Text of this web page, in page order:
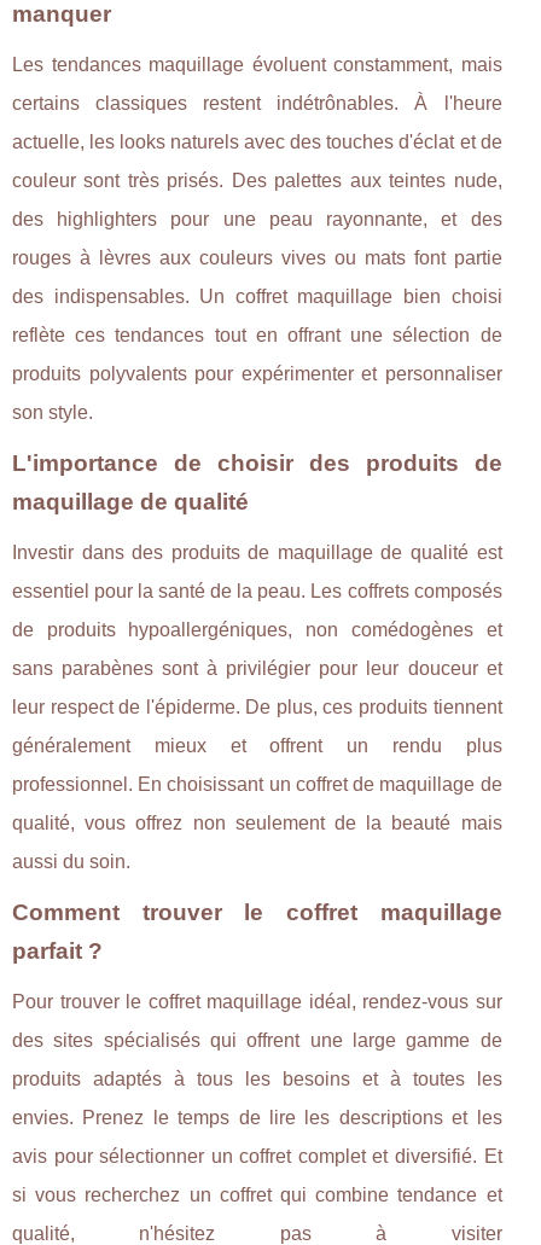
manquer
Les tendances maquillage évoluent constamment, mais
certains classiques restent indétrônables. À l'heure
actuelle, les looks naturels avec des touches d'éclat et de
couleur sont très prisés. Des palettes aux teintes nude,
des highlighters pour une peau rayonnante, et des
rouges à lèvres aux couleurs vives ou mats font partie
des indispensables. Un coffret maquillage bien choisi
reflète ces tendances tout en offrant une sélection de
produits polyvalents pour expérimenter et personnaliser
son style.
L'importance de choisir des produits de
maquillage de qualité
Investir dans des produits de maquillage de qualité est
essentiel pour la santé de la peau. Les coffrets composés
de produits hypoallergéniques, non comédogènes et
sans parabènes sont à privilégier pour leur douceur et
leur respect de l'épiderme. De plus, ces produits tiennent
généralement mieux et offrent un rendu plus
professionnel. En choisissant un coffret de maquillage de
qualité, vous offrez non seulement de la beauté mais
aussi du soin.
Comment trouver le coffret maquillage
parfait ?
Pour trouver le coffret maquillage idéal, rendez-vous sur
des sites spécialisés qui offrent une large gamme de
produits adaptés à tous les besoins et à toutes les
envies. Prenez le temps de lire les descriptions et les
avis pour sélectionner un coffret complet et diversifié. Et
si vous recherchez un coffret qui combine tendance et
qualité, n'hésitez pas à visiter